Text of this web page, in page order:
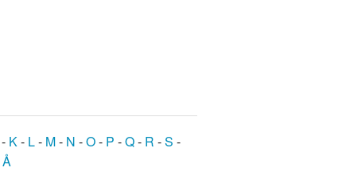
- K- L- M- N -O- P -Q- R -S -
Å